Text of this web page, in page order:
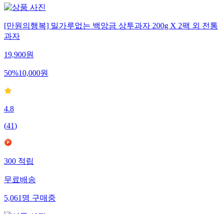
[만원의행복] 밀가루없는 백앙금 상투과자 200g X 2팩 외 전통
과자
19,900원
50%10,000원
4.8
(41)
300적립
무료배송
5,061명구매중